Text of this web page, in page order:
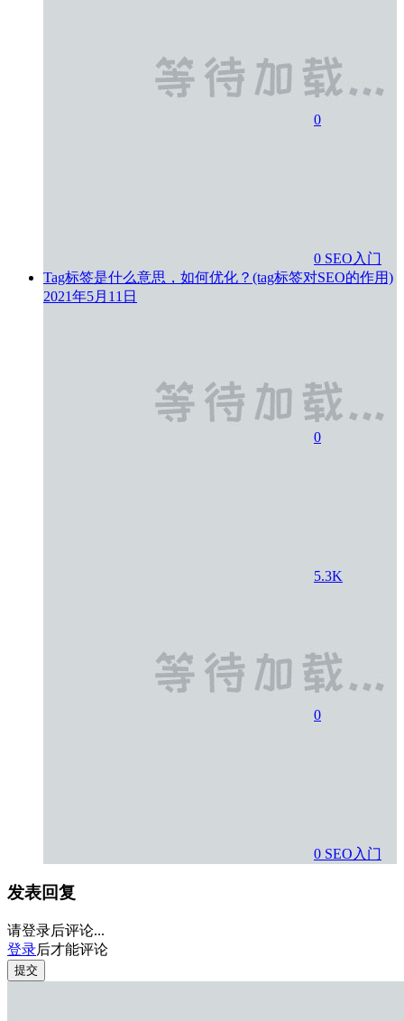
0
0 SEO入门
Tag标签是什么意思，如何优化？(tag标签对SEO的作用)
2021年5月11日
0
5.3K
0
0 SEO入门
发表回复
请登录后评论...
登录后才能评论
提交